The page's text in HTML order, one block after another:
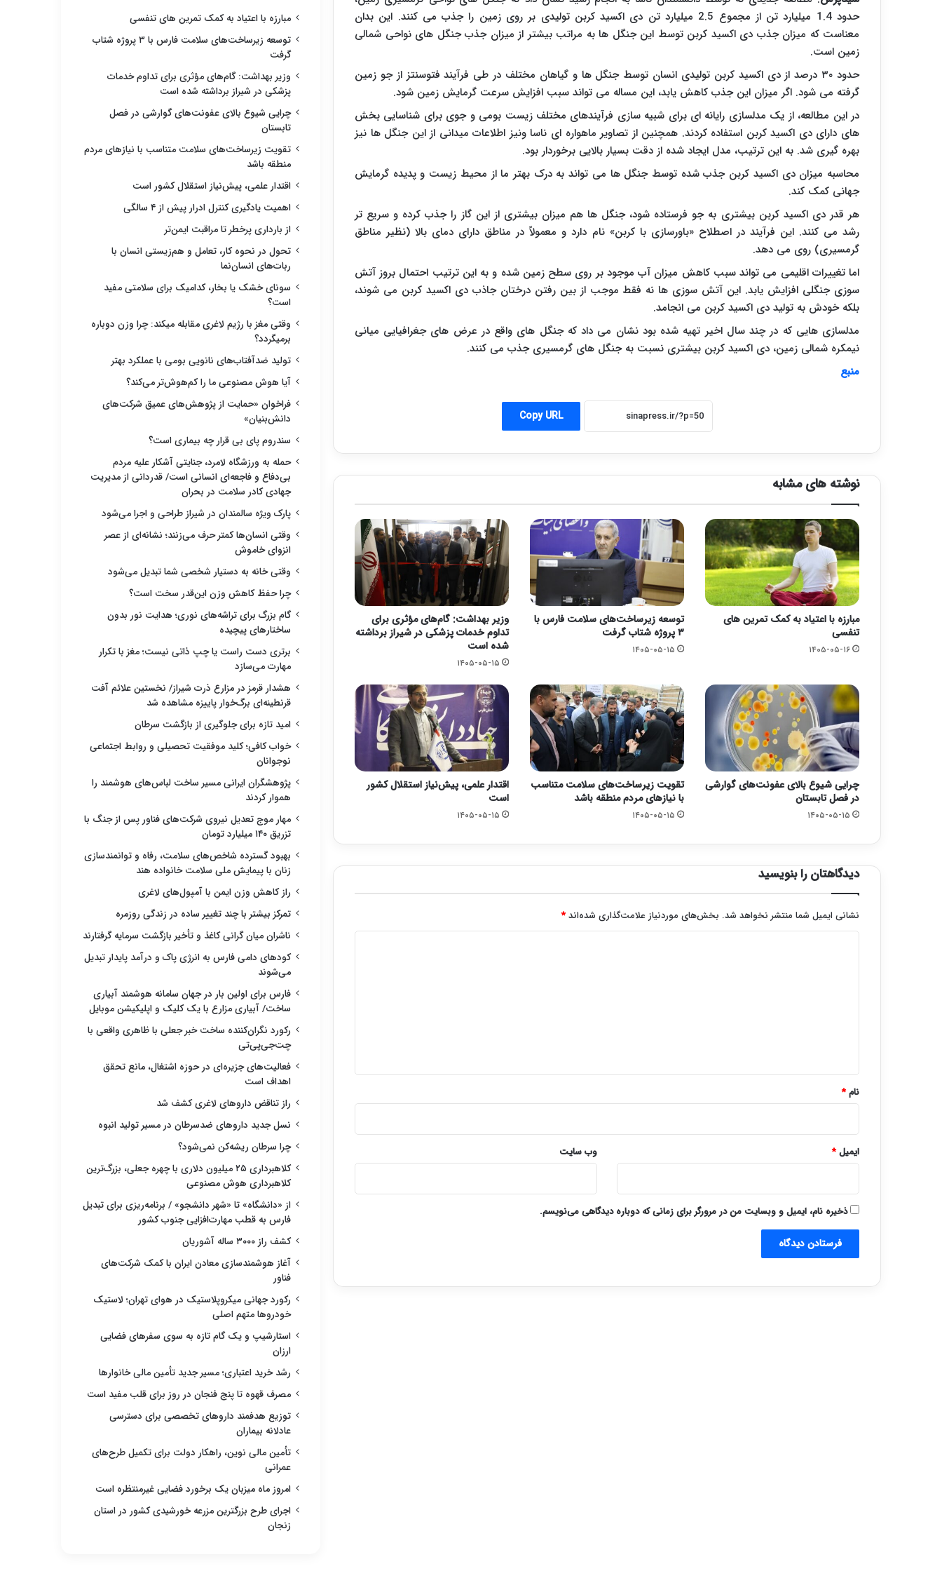
حدود1.4 میلیارد تن از مجموع 2.5 میلیارد تن دی اکسید کربن تولیدی بر روی زمین را جذب می کنند. این بدان
معناست که میزان جذب دی اکسید کربن توسط این جنگل ها به مراتب بیشتر از میزان جذب جنگل های نواحی شمالی
زمین است.
حدود ۳۰ درصد از دی اکسید کربن تولیدی انسان توسط جنگل ها و گیاهان مختلف در طی فرآیند فتوسنتز از جو زمین
گرفته می شود. اگر میزان این جذب کاهش یابد، این مساله می تواند سبب افزایش سرعت گرمایش زمین شود.
در این مطالعه، از یک مدلسازی رایانه ای برای شبیه سازی فرآیندهای مختلف زیست بومی و جوی برای شناسایی بخش
های دارای دی اکسید کربن استفاده کردند. همچنین از تصاویر ماهواره ای ناسا ونیز اطلاعات میدانی از این جنگل ها نیز
بهره گیری شد. به این ترتیب، مدل ایجاد شده از دقت بسیار بالایی برخوردار بود.
محاسبه میزان دی اکسید کربن جذب شده توسط جنگل ها می تواند به درک بهتر ما از محیط زیست و پدیده گرمایش
جهانی کمک کند.
هر قدر دی اکسید کربن بیشتری به جو فرستاده شود، جنگل ها هم میزان بیشتری از این گاز را جذب کرده و سریع تر
رشد می کنند. این فرآیند در اصطلاح «باورسازی با کربن» نام دارد و معمولاً در مناطق دارای دمای بالا (نظیر مناطق
گرمسیری) روی می دهد.
اما تغییرات اقلیمی می تواند سبب کاهش میزان آب موجود بر روی سطح زمین شده و به این ترتیب احتمال بروز آتش
سوزی جنگلی افزایش یابد. این آتش سوزی ها نه فقط موجب از بین رفتن درختان جاذب دی اکسید کربن می شوند،
بلکه خودش به تولید دی اکسید کربن می انجامد.
مدلسازی هایی که در چند سال اخیر تهیه شده بود نشان می داد که جنگل های واقع در عرض های جغرافیایی میانی
نیمکره شمالی زمین، دی اکسید کربن بیشتری نسبت به جنگل های گرمسیری جذب می کنند.
منبع
Copy URL
نوشته های مشابه
مبارزه با اعتیاد به کمک تمرین های
تنفسی
۱۴۰۵-۰۵-۱۶
توسعه زیرساخت‌های سلامت فارس با
۳ پروژه شتاب گرفت
۱۴۰۵-۰۵-۱۵
وزیر بهداشت: گام‌های مؤثری برای
تداوم خدمات پزشکی در شیراز برداشته
شده است
۱۴۰۵-۰۵-۱۵
چرایی شیوع بالای عفونت‌های گوارشی
در فصل تابستان
۱۴۰۵-۰۵-۱۵
تقویت زیرساخت‌های سلامت متناسب
با نیازهای مردم منطقه باشد
۱۴۰۵-۰۵-۱۵
اقتدار علمی، پیش‌نیاز استقلال کشور
است
۱۴۰۵-۰۵-۱۵
دیدگاهتان را بنویسید
نشانی ایمیل شما منتشر نخواهد شد. بخش‌های موردنیاز علامت‌گذاری شده‌اند*
نام*
ایمیل* وب‌ سایت
ذخیره نام، ایمیل و وبسایت من در مرورگر برای زمانی که دوباره دیدگاهی می‌نویسم.
مبارزه با اعتیاد به کمک تمرین های تنفسی
توسعه زیرساخت‌های سلامت فارس با ۳ پروژه شتاب
گرفت
وزیر بهداشت: گام‌های مؤثری برای تداوم خدمات
پزشکی در شیراز برداشته شده است
چرایی شیوع بالای عفونت‌های گوارشی در فصل
تابستان
تقویت زیرساخت‌های سلامت متناسب با نیازهای مردم
منطقه باشد
اقتدار علمی، پیش‌نیاز استقلال کشور است
اهمیت یادگیری کنترل ادرار پیش از ۴ سالگی
از بارداری پرخطر تا مراقبت ایمن‌تر
تحول در نحوه کار، تعامل و هم‌زیستی انسان با
ربات‌های انسان‌نما
سونای خشک یا بخار، کدامیک برای سلامتی مفید
است؟
وقتی مغز با رژیم لاغری مقابله میکند: چرا وزن دوباره
برمیگردد؟
تولید ضدآفتاب‌های نانویی بومی با عملکرد بهتر
آیا هوش مصنوعی ما را کم‌هوش‌تر می‌کند؟
فراخوان «حمایت از پژوهش‌های عمیق شرکت‌های
دانش‌بنیان»
سندروم پای بی قرار چه بیماری است؟
حمله به ورزشگاه لامرد، جنایتی آشکار علیه مردم
بی‌دفاع و فاجعه‌ای انسانی است/ قدردانی از مدیریت
جهادی کادر سلامت در بحران
پارک ویژه سالمندان در شیراز طراحی و اجرا می‌شود
وقتی انسان‌ها کمتر حرف می‌زنند؛ نشانه‌ای از عصر
انزوای خاموش
وقتی خانه به دستیار شخصی شما تبدیل می‌شود
چرا حفظ کاهش وزن این‌قدر سخت است؟
گام بزرگ برای تراشه‌های نوری؛ هدایت نور بدون
ساختارهای پیچیده
برتری دست راست یا چپ ذاتی نیست؛ مغز با تکرار
مهارت می‌سازد
هشدار قرمز در مزارع ذرت شیراز/ نخستین علائم آفت
قرنطینه‌ای برگ‌خوار پاییزه مشاهده شد
امید تازه برای جلوگیری از بازگشت سرطان
خواب کافی؛ کلید موفقیت تحصیلی و روابط اجتماعی
نوجوانان
پژوهشگران ایرانی مسیر ساخت لباس‌های هوشمند را
هموار کردند
مهار موج تعدیل نیروی شرکت‌های فناور پس از جنگ با
تزریق ۱۴۰ میلیارد تومان
بهبود گسترده شاخص‌های سلامت، رفاه و توانمندسازی
زنان با پیمایش ملی سلامت خانواده هند
راز کاهش وزن ایمن با آمپول‌های لاغری
تمرکز بیشتر با چند تغییر ساده در زندگی روزمره
ناشران میان گرانی کاغذ و تأخیر بازگشت سرمایه گرفتارند
کودهای دامی فارس به انرژی پاک و درآمد پایدار تبدیل
می‌شوند
فارس برای اولین بار در جهان سامانه هوشمند آبیاری
ساخت/ آبیاری مزارع با یک کلیک و اپلیکیشن موبایل
رکورد نگران‌کننده ساخت خبر جعلی با ظاهری واقعی با
چت‌جی‌پی‌تی
فعالیت‌های جزیره‌ای در حوزه اشتغال، مانع تحقق
اهداف است
راز تناقض داروهای لاغری کشف شد
نسل جدید داروهای ضدسرطان در مسیر تولید انبوه
چرا سرطان ریشه‌کن نمی‌شود؟
کلاهبرداری ۲۵ میلیون دلاری با چهره جعلی، بزرگ‌ترین
کلاهبرداری هوش مصنوعی
از «دانشگاه» تا «شهر دانشجو» / برنامه‌ریزی برای تبدیل
فارس به قطب مهارت‌افزایی جنوب کشور
کشف راز ۳۰۰۰ ساله آشوریان
آغاز هوشمندسازی معادن ایران با کمک شرکت‌های
فناور
رکورد جهانی میکروپلاستیک در هوای تهران؛ لاستیک
خودروها متهم اصلی
استارشیپ و یک گام تازه به سوی سفرهای فضایی
ارزان
رشد خرید اعتباری؛ مسیر جدید تأمین مالی خانوارها
مصرف قهوه تا پنج فنجان در روز برای قلب مفید است
توزیع هدفمند داروهای تخصصی برای دسترسی
عادلانه بیماران
تأمین مالی نوین، راهکار دولت برای تکمیل طرح‌های
عمرانی
امروز ماه میزبان یک برخورد فضایی غیرمنتظره است
اجرای طرح بزرگترین مزرعه خورشیدی کشور در استان
زنجان